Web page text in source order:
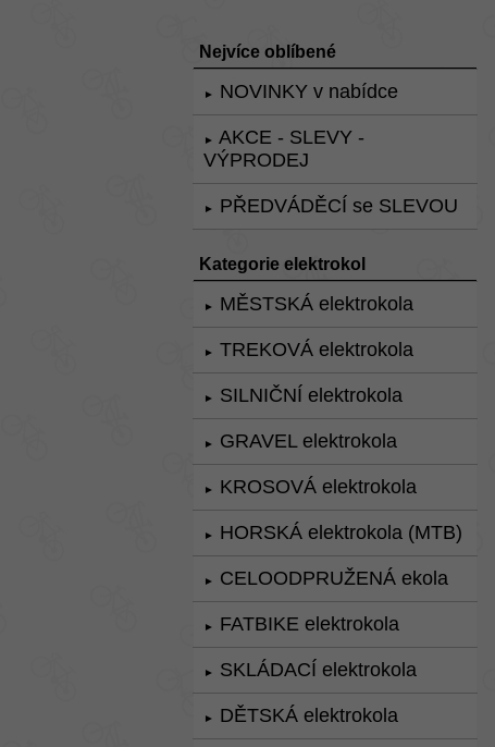
Nejvíce oblíbené
► NOVINKY v nabídce
►
AKCE - SLEVY -
VÝPRODEJ
► PŘEDVÁDĚCÍ se SLEVOU
Kategorie elektrokol
► MĚSTSKÁ elektrokola
► TREKOVÁ elektrokola
► SILNIČNÍ elektrokola
► GRAVEL elektrokola
► KROSOVÁ elektrokola
► HORSKÁ elektrokola (MTB)
► CELOODPRUŽENÁ ekola
► FATBIKE elektrokola
► SKLÁDACÍ elektrokola
► DĚTSKÁ elektrokola